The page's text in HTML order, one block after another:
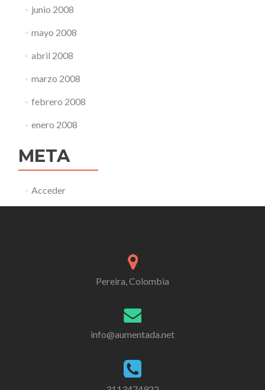
junio 2008
mayo 2008
abril 2008
marzo 2008
febrero 2008
enero 2008
META
Acceder
Pereira, Colombia
info@aumentada.net